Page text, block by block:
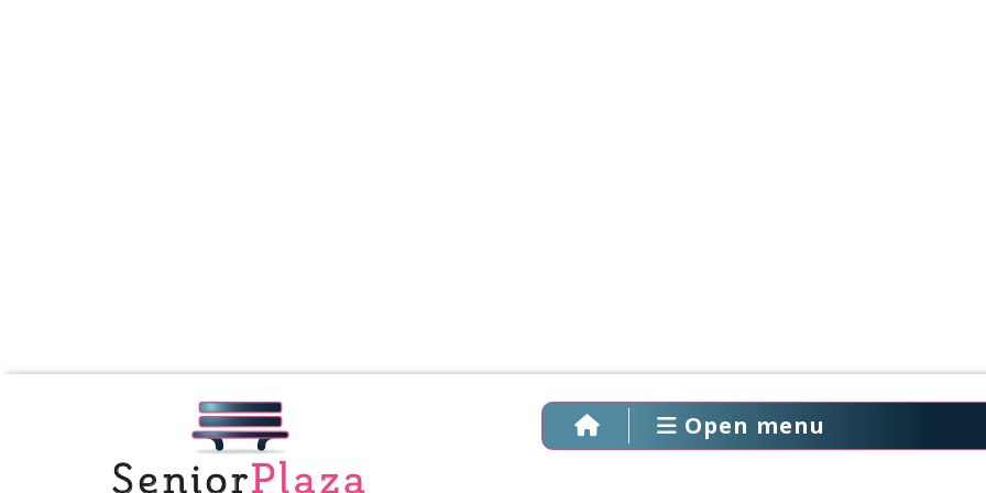
Open menu